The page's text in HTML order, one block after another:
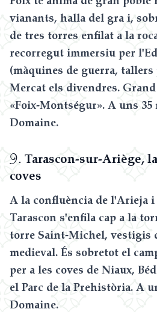
vianants, halla del gra i,
de tres torres enfilat a la
recorregut immersiu per
(màquines de guerra,
Mercat els divendres.
«Foix-Montségur». A uns
Domaine.
9. Tarascon-sur-Ariège,
coves
A la confluència de l'Arieja
Tarascon s'enfila cap a la
torre Saint-Michel, vestigis
medieval. És sobretot el
per a les coves de Niaux,
el Parc de la Prehistòria. A
Domaine.